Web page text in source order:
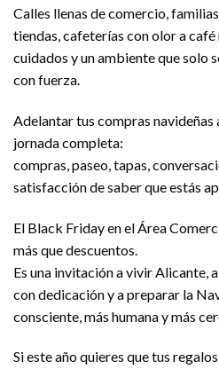
Calles llenas de comercio,
tiendas, cafeterías con olor a café
cuidados y un ambiente que solo
con fuerza.
Adelantar tus compras navideñas
jornada completa:
compras, paseo, tapas,
satisfacción de saber que estás
El Black Friday en el Área
más que descuentos.
Es una invitación a vivir Alicante,
con dedicación y a preparar la
consciente, más humana y más
Si este año quieres que tus